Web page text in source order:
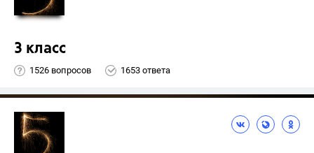
3 класс
1526 вопросов 1653 ответа